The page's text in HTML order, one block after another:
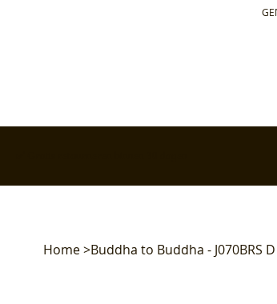
Home>Buddha to Buddha - J070BRS